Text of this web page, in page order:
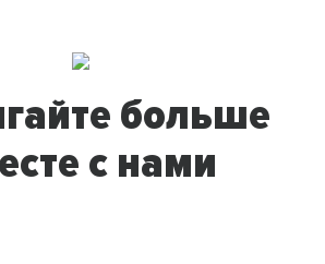
больше
с нами